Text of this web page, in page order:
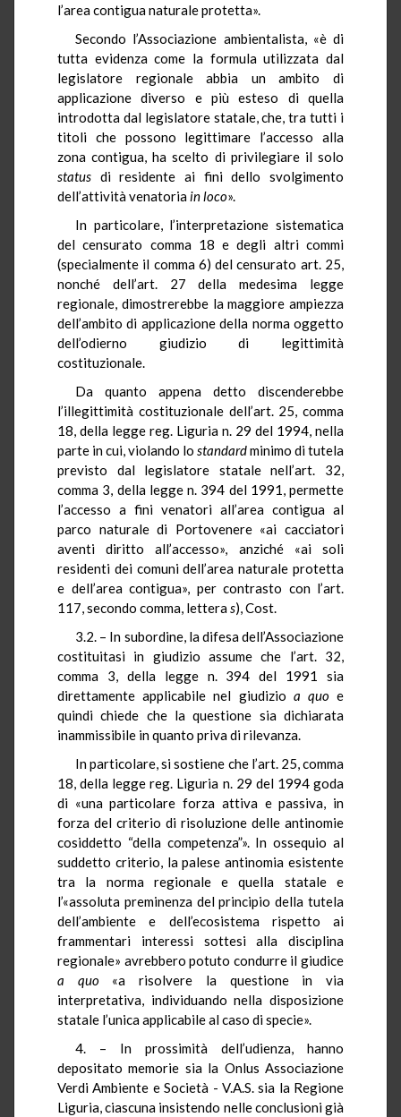
l’area contigua naturale protetta».
Secondo l’Associazione ambientalista, «è di
tutta evidenza come la formula utilizzata dal
legislatore regionale abbia un ambito di
applicazione diverso e più esteso di quella
introdotta dal legislatore statale, che, tra tutti i
titoli che possono legittimare l’accesso alla
zona contigua, ha scelto di privilegiare il solo
status di residente ai fini dello svolgimento
dell’attività venatoriain loco».
In particolare, l’interpretazione sistematica
del censurato comma 18 e degli altri commi
(specialmente il comma 6) del censurato art. 25,
nonché dell’art. 27 della medesima legge
regionale, dimostrerebbe la maggiore ampiezza
dell’ambito di applicazione della norma oggetto
dell’odierno giudizio di legittimità
costituzionale.
Da quanto appena detto discenderebbe
l’illegittimità costituzionale dell’art. 25, comma
18, della legge reg. Liguria n. 29 del 1994, nella
parte in cui, violando lo standardminimo di tutela
previsto dal legislatore statale nell’art. 32,
comma 3, della legge n. 394 del 1991, permette
l’accesso a fini venatori all’area contigua al
parco naturale di Portovenere «ai cacciatori
aventi diritto all’accesso», anziché «ai soli
residenti dei comuni dell’area naturale protetta
e dell’area contigua», per contrasto con l’art.
117, secondo comma, letteras), Cost.
3.2. – In subordine, la difesa dell’Associazione
costituitasi in giudizio assume che l’art. 32,
comma 3, della legge n. 394 del 1991 sia
direttamente applicabile nel giudizio a quoe
quindi chiede che la questione sia dichiarata
inammissibile in quanto priva di rilevanza.
In particolare, si sostiene che l’art. 25, comma
18, della legge reg. Liguria n. 29 del 1994 goda
di «una particolare forza attiva e passiva, in
forza del criterio di risoluzione delle antinomie
cosiddetto “della competenza”». In ossequio al
suddetto criterio, la palese antinomia esistente
tra la norma regionale e quella statale e
l’«assoluta preminenza del principio della tutela
dell’ambiente e dell’ecosistema rispetto ai
frammentari interessi sottesi alla disciplina
regionale» avrebbero potuto condurre il giudice
a quo«a risolvere la questione in via
interpretativa, individuando nella disposizione
statale l’unica applicabile al caso di specie».
4. – In prossimità dell’udienza, hanno
depositato memorie sia la Onlus Associazione
Verdi Ambiente e Società - V.A.S. sia la Regione
Liguria, ciascuna insistendo nelle conclusioni già